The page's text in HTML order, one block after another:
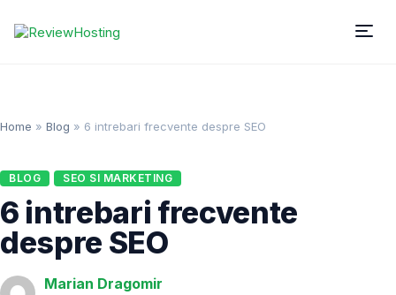
Home » Blog » 6 intrebari frecvente despre SEO
BLOG SEO SI MARKETING
6 intrebari frecvente
despre SEO
Marian Dragomir